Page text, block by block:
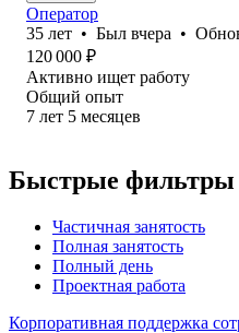
Оператор
35 лет • Был вчера •
120 000 ₽
Активно ищет работу
Общий опыт
7 лет 5 месяцев
Быстрые фильтры
Частичная занятость
Полная занятость
Полный день
Проектная работа
Корпоративная поддержка